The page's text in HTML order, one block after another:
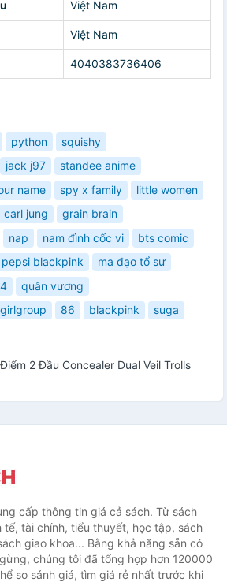
Việt Nam
Việt Nam
4040383736406
python
squishy
jack j97
standee anime
name spy x family
little women
carl jung
grain brain
nap nam đình cốc vi
bts comic
pepsi blackpink
ma đạo tổ sư
quân vương
86 blackpink
suga
2 Đầu Concealer Dual Veil Trolls
cấp thông tin giá cả sách. Từ sách
tế, tài chính, tiểu thuyết, học tập, sách
giao khoa... Bằng khả năng sẵn có
chúng tôi đã tổng hợp hơn 120000
so sánh giá, tìm giá rẻ nhất trước khi